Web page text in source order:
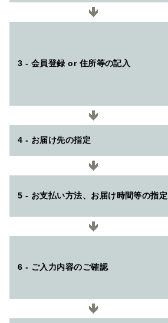
3 - 会員登録 or 住所等の記入
4 - お届け先の指定
5 - お支払い方法、お届け時間等の指定
6 - ご入力内容のご確認